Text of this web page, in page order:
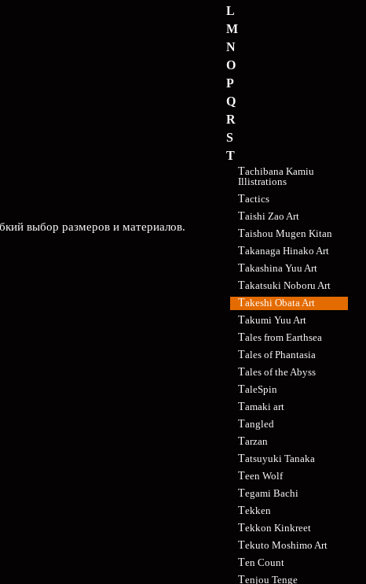
выбор размеров и материалов.
L
M
N
O
P
Q
R
S
T
Tachibana Kamiu
Illistrations
Tactics
Taishi Zao Art
Taishou Mugen Kitan
Takanaga Hinako Art
Takashina Yuu Art
Takatsuki Noboru Art
Takeshi Obata Art
Takumi Yuu Art
Tales from Earthsea
Tales of Phantasia
Tales of the Abyss
TaleSpin
Tamaki art
Tangled
Tarzan
Tatsuyuki Tanaka
Teen Wolf
Tegami Bachi
Tekken
Tekkon Kinkreet
Tekuto Moshimo Art
Ten Count
Tenjou Tenge